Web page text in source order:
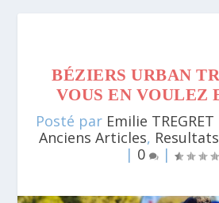
BÉZIERS URBAN
VOUS EN VOULEZ
Posté par Emilie TREGRET
Anciens Articles,
| 0 |